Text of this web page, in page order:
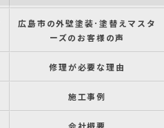
広島市の外壁塗装･塗替えマスタ
ーズのお客様の声
修理が必要な理由
施工事例
会社概要